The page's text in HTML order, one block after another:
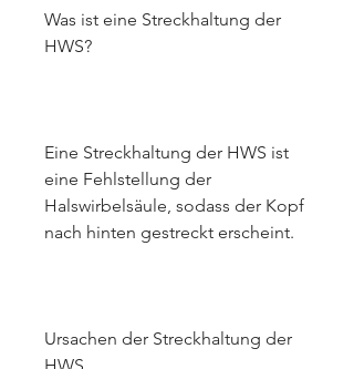
Was ist eine Streckhaltung der
HWS?
Eine Streckhaltung der HWS ist
eine Fehlstellung der
Halswirbelsäule, sodass der Kopf
nach hinten gestreckt erscheint.
Ursachen der Streckhaltung der